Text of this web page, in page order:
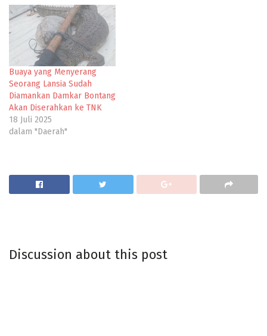
Buaya yang Menyerang
Seorang Lansia Sudah
Diamankan Damkar Bontang
Akan Diserahkan ke TNK
18 Juli 2025
dalam "Daerah"
Discussion about this post